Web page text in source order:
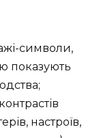
символи,
показують
настроїв,